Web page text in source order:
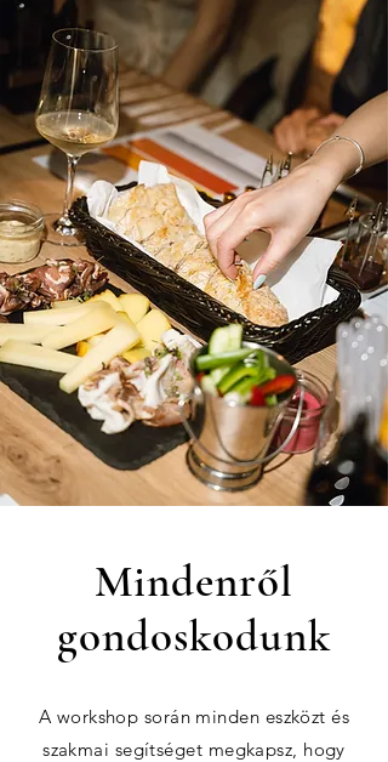
Mindenről
gondoskodunk
A workshop során minden eszközt és
szakmai segítséget megkapsz, hogy